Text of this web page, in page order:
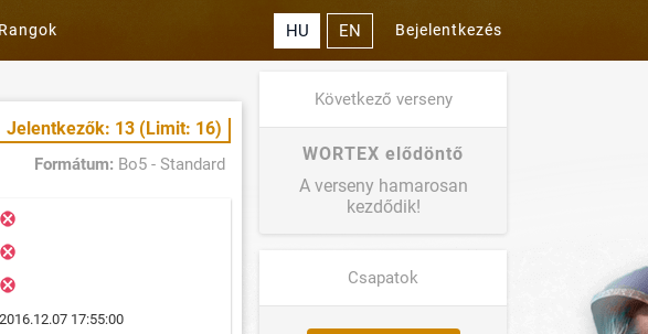
Rangok Bejelentkezés
HU EN
Jelentkezők: 13 (Limit: 16)
Formátum: Bo5 - Standard
2016.12.07 17:55:00
Következő verseny
WORTEX elődöntő
A verseny hamarosan
kezdődik!
Csapatok